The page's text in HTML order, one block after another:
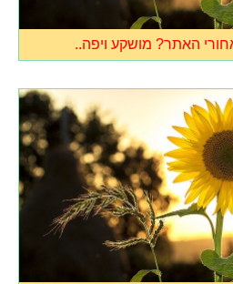
האתר? מושקע ויפה..